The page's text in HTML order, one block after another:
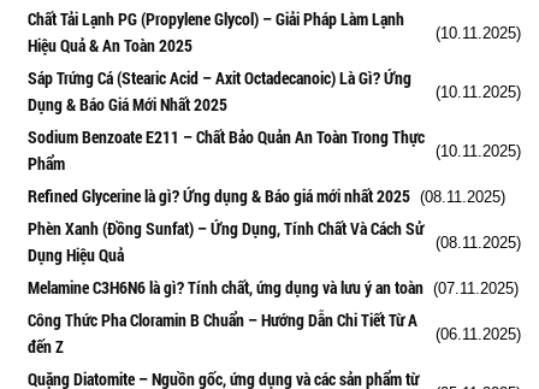
Chất Tải Lạnh PG (Propylene Glycol) – Giải Pháp Làm Lạnh
Hiệu Quả & An Toàn 2025
(10.11.2025)
Sáp Trứng Cá (Stearic Acid – Axit Octadecanoic) Là Gì? Ứng
Dụng & Báo Giá Mới Nhất 2025
(10.11.2025)
Sodium Benzoate E211 – Chất Bảo Quản An Toàn Trong Thực
Phẩm
(10.11.2025)
Refined Glycerine là gì? Ứng dụng & Báo giá mới nhất 2025 (08.11.2025)
Phèn Xanh (Đồng Sunfat) – Ứng Dụng, Tính Chất Và Cách Sử
Dụng Hiệu Quả
(08.11.2025)
Melamine C3H6N6 là gì? Tính chất, ứng dụng và lưu ý an toàn (07.11.2025)
Công Thức Pha Cloramin B Chuẩn – Hướng Dẫn Chi Tiết Từ A
đến Z
(06.11.2025)
Quặng Diatomite – Nguồn gốc, ứng dụng và các sản phẩm từ